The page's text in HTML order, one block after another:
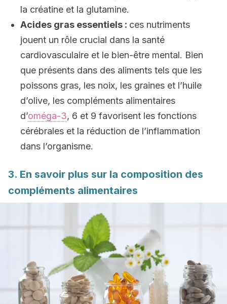
la créatine et la glutamine.
Acides gras essentiels : ces nutriments
jouent un rôle crucial dans la santé
cardiovasculaire et le bien-être mental. Bien
que présents dans des aliments tels que les
poissons gras, les noix, les graines et l’huile
d’olive, les compléments alimentaires
d’oméga-3, 6 et 9 favorisent les fonctions
cérébrales et la réduction de l’inflammation
dans l’organisme.
3. En savoir plus sur la composition des
compléments alimentaires